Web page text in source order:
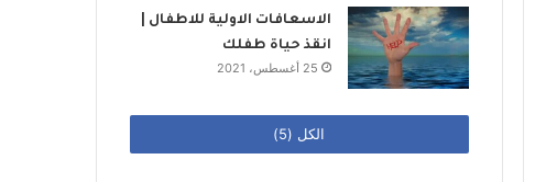
الاسعافات الاولية للاطفال |
انقذ حياة طفلك
25 أغسطس، 2021
الكل (5)